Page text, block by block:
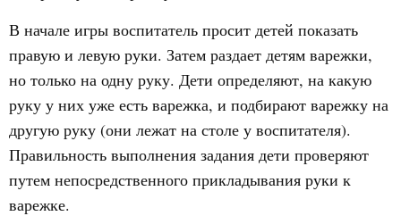
В начале игры воспитатель просит детей показать
правую и левую руки. Затем раздает детям варежки,
но только на одну руку. Дети определяют, на какую
руку у них уже есть варежка, и подбирают варежку на
другую руку (они лежат на столе у воспитателя).
Правильность выполнения задания дети проверяют
путем непосредственного прикладывания руки к
варежке.